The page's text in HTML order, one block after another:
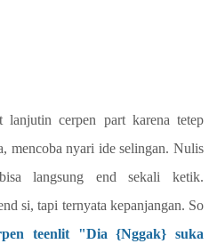
cerpen part karena tetep
mencoba nyari ide selingan. Nulis
langsung end sekali ketik.
si, tapi ternyata kepanjangan. So
teenlit "Dia {Nggak} suka